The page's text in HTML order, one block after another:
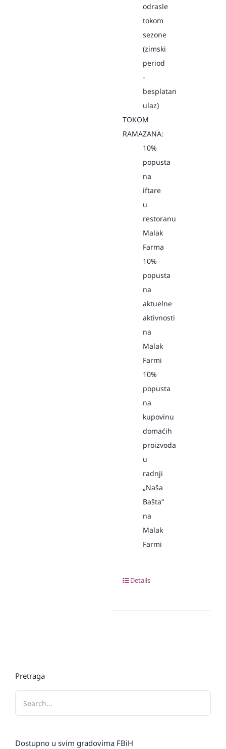
odrasle
tokom
sezone
(zimski
period
-
besplatan
ulaz)
TOKOM
RAMAZANA:
10%
popusta
na
iftare
u
restoranu
Malak
Farma
10%
popusta
na
aktuelne
aktivnosti
na
Malak
Farmi
10%
popusta
na
kupovinu
domaćih
proizvoda
u
radnji
„Naša
Bašta“
na
Malak
Farmi
Details
Pretraga
Dostupno u svim gradovima FBiH